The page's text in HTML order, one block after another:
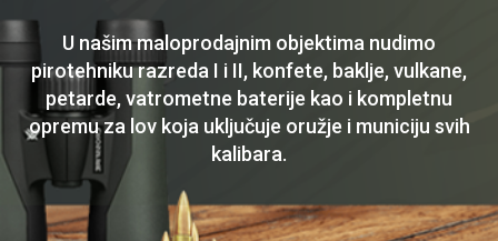
U našim maloprodajnim objektima nudimo
pirotehniku razreda I i II, konfete, baklje, vulkane,
petarde, vatrometne baterije kao i kompletnu
opremu za lov koja uključuje oružje i municiju svih
kalibara.